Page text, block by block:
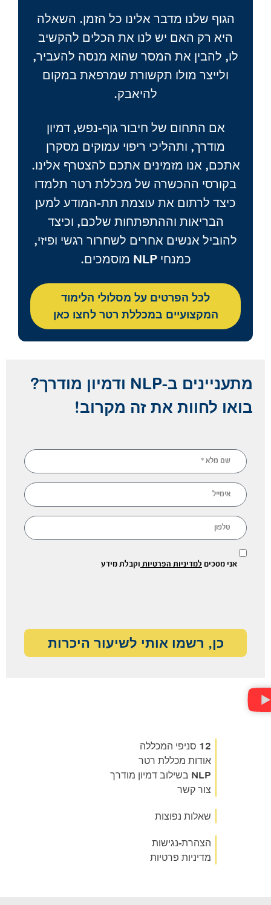
הגוף שלנו מדבר אלינו כל הזמן. השאלה
היא רק האם יש לנו את הכלים להקשיב
לו, להבין את המסר שהוא מנסה להעביר,
ולייצר מולו תקשורת שמרפאת במקום
להיאבק.
אם התחום של חיבור גוף-נפש, דמיון
מודרך, ותהליכי ריפוי עמוקים מסקרן
אתכם, אנו מזמינים אתכם להצטרף אלינו.
בקורסי ההכשרה של מכללת רטר תלמדו
כיצד לרתום את עוצמת תת-המודע למען
הבריאות וההתפתחות שלכם, וכיצד
להוביל אנשים אחרים לשחרור רגשי ופיזי,
כמנחי NLP מוסמכים.
לכל הפרטים על מסלולי הלימוד
המקצועיים במכללת רטר לחצו כאן
מתעניינים ב-NLP ודמיון מודרך?
בואו לחוות את זה מקרוב!
אני מסכים למדיניות הפרטיות וקבלת מידע
כן, רשמו אותי לשיעור היכרות
12 סניפי המכללה
אודות מכללת רטר
NLP בשילוב דמיון מודרך
צור קשר
שאלות נפוצות
הצהרת-נגישות
מדיניות פרטיות